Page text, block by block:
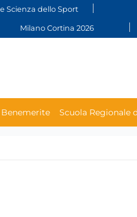
Scienza dello Sport
Milano Cortina 2026
Scuola Regionale